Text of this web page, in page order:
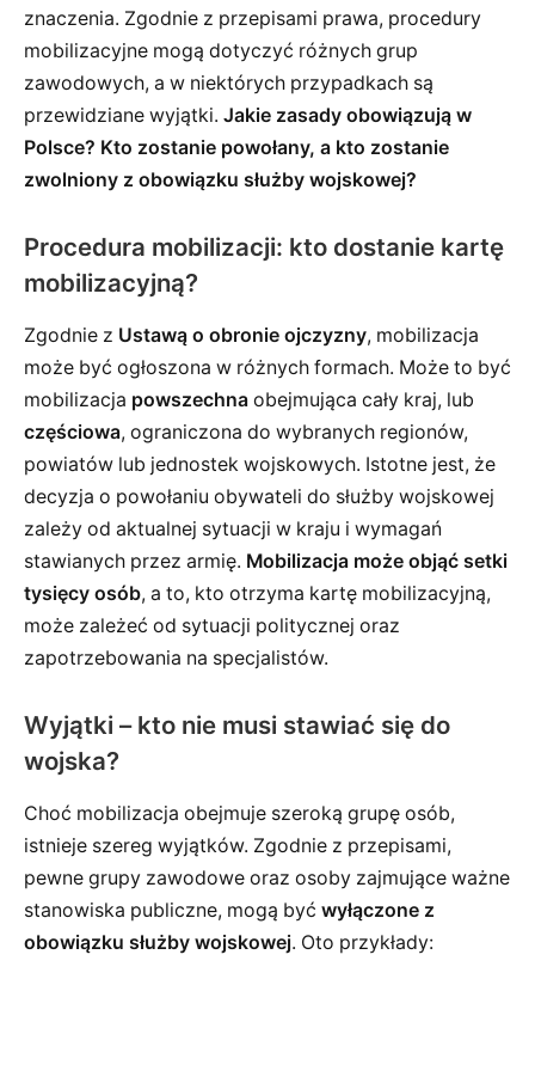
znaczenia. Zgodnie z przepisami prawa, procedury
mobilizacyjne mogą dotyczyć różnych grup
zawodowych, a w niektórych przypadkach są
przewidziane wyjątki. Jakie zasady obowiązują w
Polsce? Kto zostanie powołany, a kto zostanie
zwolniony z obowiązku służby wojskowej?
Procedura mobilizacji: kto dostanie kartę
mobilizacyjną?
Zgodnie z Ustawą o obronie ojczyzny, mobilizacja
może być ogłoszona w różnych formach. Może to być
mobilizacja powszechna obejmująca cały kraj, lub
częściowa, ograniczona do wybranych regionów,
powiatów lub jednostek wojskowych. Istotne jest, że
decyzja o powołaniu obywateli do służby wojskowej
zależy od aktualnej sytuacji w kraju i wymagań
stawianych przez armię. Mobilizacja może objąć setki
tysięcy osób, a to, kto otrzyma kartę mobilizacyjną,
może zależeć od sytuacji politycznej oraz
zapotrzebowania na specjalistów.
Wyjątki – kto nie musi stawiać się do
wojska?
Choć mobilizacja obejmuje szeroką grupę osób,
istnieje szereg wyjątków. Zgodnie z przepisami,
pewne grupy zawodowe oraz osoby zajmujące ważne
stanowiska publiczne, mogą być wyłączone z
obowiązku służby wojskowej. Oto przykłady: